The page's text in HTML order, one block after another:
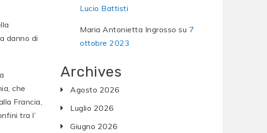
danno di
che
Francia,
tra l’
Lucio Battisti
Maria Antonietta Ingrosso su 7
ottobre 2023
Archives
Agosto 2026
Luglio 2026
Giugno 2026